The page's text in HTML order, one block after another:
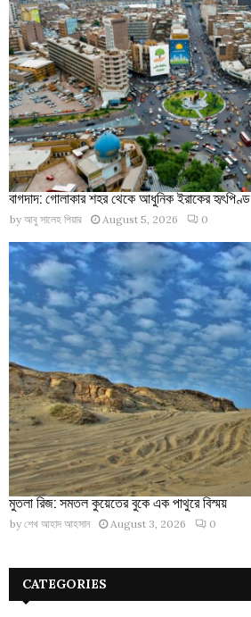
বাগদাদ: গোলাকার শহর থেকে আধুনিক ইরাকের হৃৎপিণ্ড
by আবু সালেহ পিয়ার August 5, 2026 0
মুতলা রিজ: সমতল কুয়েতের বুকে এক পাথুরে বিস্ময়
by শেখ আহাদ আহসান August 3, 2026 0
CATEGORIES